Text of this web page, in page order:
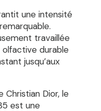
une intensité
travaillée
olfactive durable
jusqu’aux
Christian Dior, le
est une